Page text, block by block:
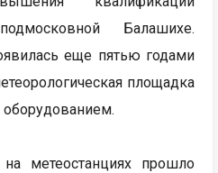
Балашихе.
еще пятью годами
площадка
метеостанциях прошло